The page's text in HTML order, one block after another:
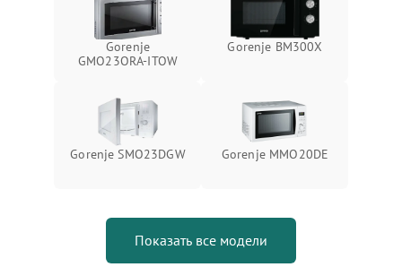
Gorenje
GMO23ORA-ITOW
Gorenje BM300X
Gorenje SMO23DGW Gorenje MMO20DE
Показать все модели